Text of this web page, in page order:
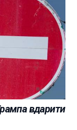
вдарити